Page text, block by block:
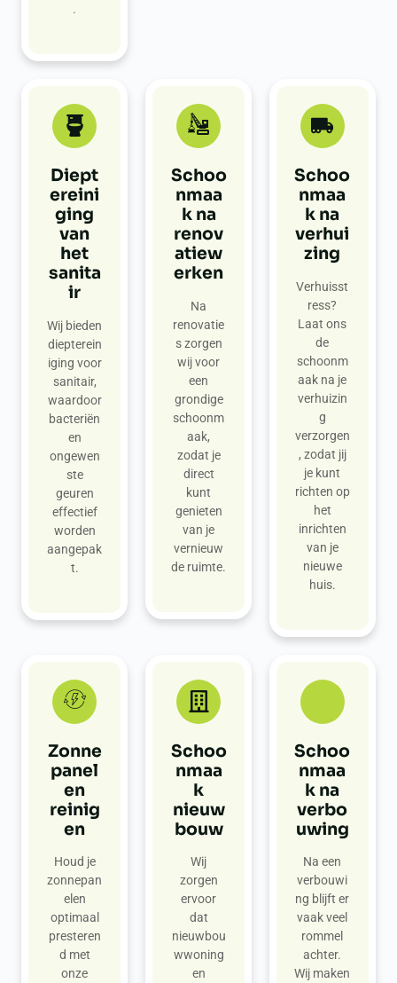
.
Diept
ereini
ging
van
het
sanita
ir
Wij bieden
diepterein
iging voor
sanitair,
waardoor
bacteriën
en
ongewen
ste
geuren
effectief
worden
aangepak
t.
Schoo
nmaa
k na
renov
atiew
erken
Na
renovatie
s zorgen
wij voor
een
grondige
schoonm
aak,
zodat je
direct
kunt
genieten
van je
vernieuw
de ruimte.
Schoo
nmaa
k na
verhui
zing
Verhuisst
ress?
Laat ons
de
schoonm
aak na je
verhuizin
g
verzorgen
, zodat jij
je kunt
richten op
het
inrichten
van je
nieuwe
huis.
Zonne
panel
en
reinig
en
Houd je
zonnepan
elen
optimaal
presteren
d met
onze
Schoo
nmaa
k
nieuw
bouw
Wij
zorgen
ervoor
dat
nieuwbou
wwoning
en
Schoo
nmaa
k na
verbo
uwing
Na een
verbouwi
ng blijft er
vaak veel
rommel
achter.
Wij maken